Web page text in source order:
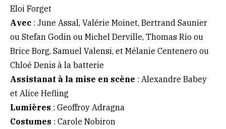
Eloi Forget
Avec : June Assal, Valérie Moinet, Bertrand Saunier
ou Stefan Godin ou Michel Derville, Thomas Rio ou
Brice Borg, Samuel Valensi, et Mélanie Centenero ou
Chloé Denis à la batterie
Assistanat à la mise en scène : Alexandre Babey
et Alice Hefling
Lumières : Geoffroy Adragna
Costumes : Carole Nobiron